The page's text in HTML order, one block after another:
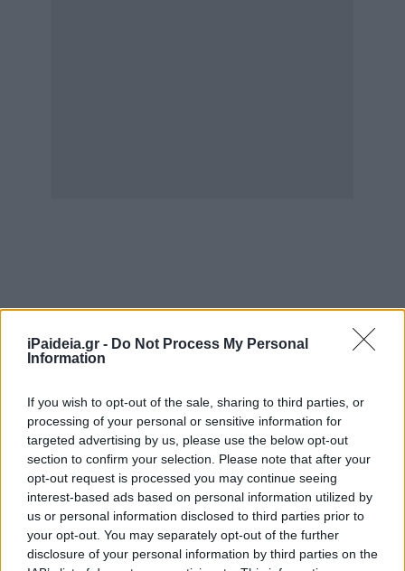
iPaideia.gr - Do Not Process My Personal
Information
If you wish to opt-out of the sale, sharing to third parties, or
processing of your personal or sensitive information for
targeted advertising by us, please use the below opt-out
section to confirm your selection. Please note that after your
opt-out request is processed you may continue seeing
interest-based ads based on personal information utilized by
us or personal information disclosed to third parties prior to
your opt-out. You may separately opt-out of the further
disclosure of your personal information by third parties on the
Η τιμή αυτή βρίσκεται λίγο κάτω από το 10 και δείχνει
ότι οι υποψήφιοι των Επιστημών Υγείας ενδέχεται να
όριο, σε σχέση με άλλα πεδία.
Το 1ο επιστημονικό πεδίο
Για το 1ο επιστημονικό πεδίο, η εκτίμηση της κατώτατης
ΕΒΕ ανέρχεται στο 8,97.
Το πεδίο των Ανθρωπιστικών Σπουδών εμφανίζεται έτσι
χαμηλότερα από το 2ο και το 3ο πεδίο, αλλά πάνω από